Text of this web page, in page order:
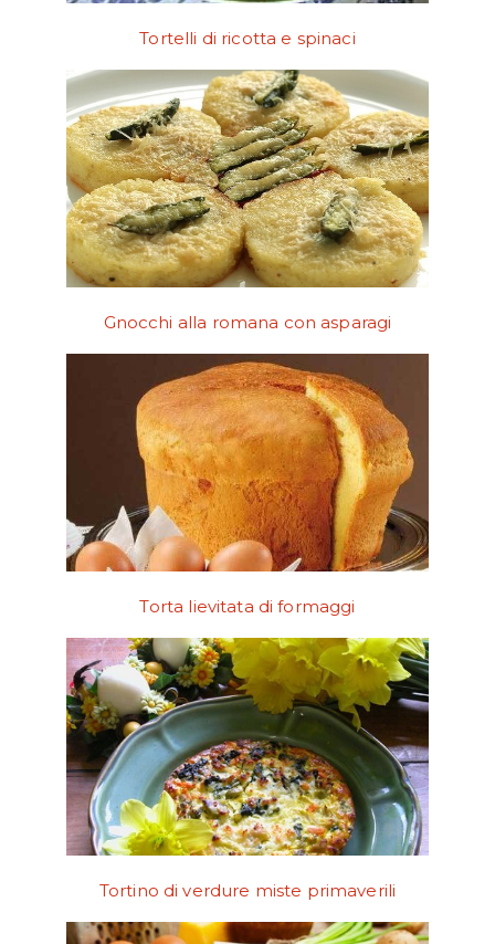
Tortelli di ricotta e spinaci
Gnocchi alla romana con asparagi
Torta lievitata di formaggi
Tortino di verdure miste primaverili